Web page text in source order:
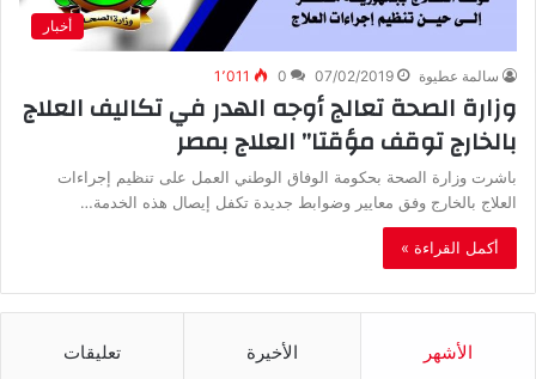
أخبار
سالمة عطيوة 07/02/2019
0 1٬011
وزارة الصحة تعالج أوجه الهدر في تكاليف العلاج
بالخارج توقف مؤقتا” العلاج بمصر
باشرت وزارة الصحة بحكومة الوفاق الوطني العمل على تنظيم إجراءات
العلاج بالخارج وفق معايير وضوابط جديدة تكفل إيصال هذه الخدمة…
أكمل القراءة »
الأشهر الأخيرة تعليقات